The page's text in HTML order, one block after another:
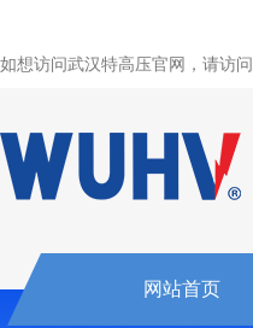
如想访问武汉特高压官网，请访问
网站首页